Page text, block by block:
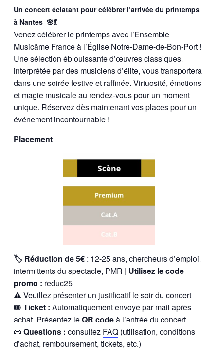
Un concert éclatant pour célébrer l’arrivée du printemps
à Nantes 🌸💃
Venez célébrer le printemps avec l’Ensemble
Musicâme France à l’Église Notre-Dame-de-Bon-Port !
Une sélection éblouissante d’œuvres classiques,
interprétée par des musiciens d’élite, vous transportera
dans une soirée festive et raffinée. Virtuosité, émotions
et magie musicale au rendez-vous pour un moment
unique. Réservez dès maintenant vos places pour un
événement incontournable !
Placement
🏷️ Réduction de 5€ : 12-25 ans, chercheurs d’emploi,
intermittents du spectacle, PMR | Utilisez le code
promo : reduc25
⚠️Veuillez présenter un justificatif le soir du concert
🎟 Ticket : Automatiquement envoyé par mail après
achat. Présentez leQR codeà l’entrée du concert.
📜 Questions : consultez FAQ(utilisation, conditions
d’achat, remboursement, tickets, etc.)